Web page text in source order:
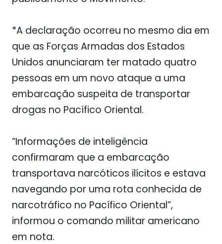
*A declaração ocorreu no mesmo dia em
que as Forças Armadas dos Estados
Unidos anunciaram ter matado quatro
pessoas em um novo ataque a uma
embarcação suspeita de transportar
drogas no Pacífico Oriental.
“Informações de inteligência
confirmaram que a embarcação
transportava narcóticos ilícitos e estava
navegando por uma rota conhecida de
narcotráfico no Pacífico Oriental”,
informou o comando militar americano
em nota.